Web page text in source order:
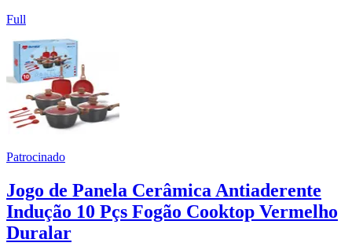
Full
Patrocinado
Jogo de Panela Cerâmica Antiaderente
Indução 10 Pçs Fogão Cooktop Vermelho
Duralar